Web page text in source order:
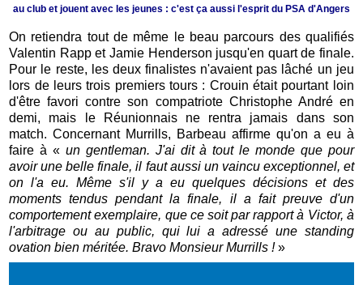
au club et jouent avec les jeunes : c'est ça aussi l'esprit du PSA d'Angers
On retiendra tout de même le beau parcours des qualifiés
Valentin Rapp et Jamie Henderson jusqu'en quart de finale.
Pour le reste, les deux finalistes n'avaient pas lâché un jeu
lors de leurs trois premiers tours : Crouin était pourtant loin
d'être favori contre son compatriote Christophe André en
demi, mais le Réunionnais ne rentra jamais dans son
match. Concernant Murrills, Barbeau affirme qu'on a eu à
faire à « un gentleman. J'ai dit à tout le monde que pour
avoir une belle finale, il faut aussi un vaincu exceptionnel, et
on l'a eu. Même s'il y a eu quelques décisions et des
moments tendus pendant la finale, il a fait preuve d'un
comportement exemplaire, que ce soit par rapport à Victor, à
l'arbitrage ou au public, qui lui a adressé une standing
ovation bien méritée. Bravo Monsieur Murrills !»